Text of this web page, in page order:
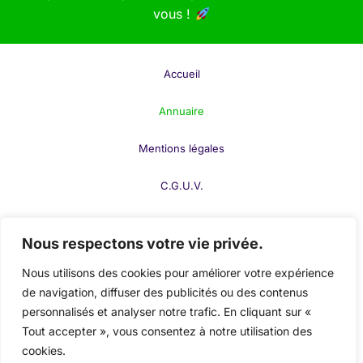
Nous respectons votre vie privée.
Nous utilisons des cookies pour améliorer votre expérience
de navigation, diffuser des publicités ou des contenus
personnalisés et analyser notre trafic. En cliquant sur «
Tout accepter », vous consentez à notre utilisation des
cookies.
Amélioration de l’autonomie
Grâce à des approches comme l’
personne a la possibilité de progresser à son rythme
soutenue et accompagnée tout au long de son
d’Épanouissement
L’ éducation spécialisée et l’ accompagnement des
personnes handicapéesne se limitent pas à
l’enseignement traditionnel. Ils visent à offrir un
environnement qui respecte les besoins de chaque
vous !
Accueil
Annuaire
Mentions légales
C.G.U.V.
Publier votre fiche
Mon compte